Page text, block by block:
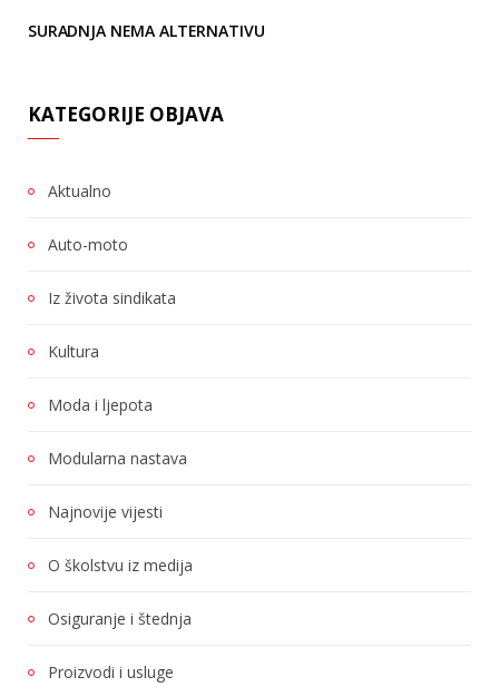
SURADNJA NEMA ALTERNATIVU
KATEGORIJE OBJAVA
Aktualno
Auto-moto
Iz života sindikata
Kultura
Moda i ljepota
Modularna nastava
Najnovije vijesti
O školstvu iz medija
Osiguranje i štednja
Proizvodi i usluge